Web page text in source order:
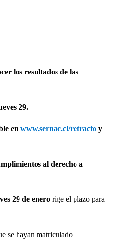
los resultados de las
29.
en www.sernac.cl/retracto y
al derecho a
29 de enero rige el plazo para
se hayan matriculado